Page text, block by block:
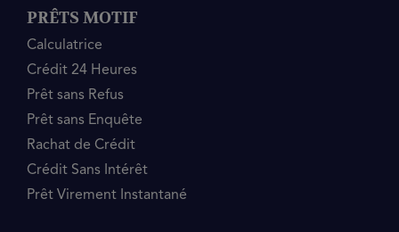
PRÊTS MOTIF
Calculatrice
Crédit 24 Heures
Prêt sans Refus
Prêt sans Enquête
Rachat de Crédit
Crédit Sans Intérêt
Prêt Virement Instantané